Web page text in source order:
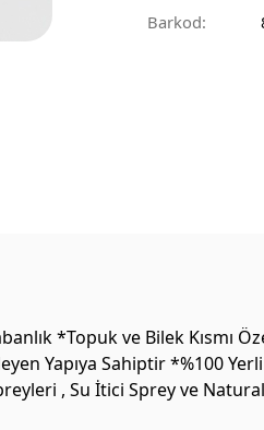
Barkod:
*Topuk ve Bilek Kısmı
Yapıya Sahiptir *%100
, Su İtici Sprey ve